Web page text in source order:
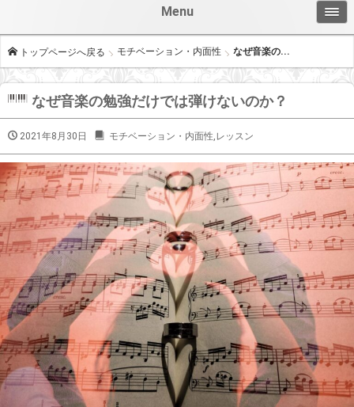
Menu
トップページへ戻る モチベーション・内面性 なぜ音楽の...
なぜ音楽の勉強だけでは弾けないのか？
2021年8月30日 モチベーション・内面性, レッスン